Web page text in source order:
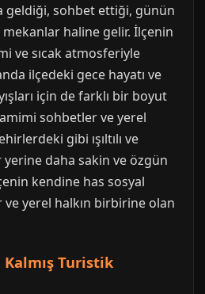
geldiği, sohbet ettiği, günün
haline gelir. İlçenin
ve sıcak atmosferiyle
ilçedeki gece hayatı ve
için de farklı bir boyut
sohbetler ve yerel
gibi ışıltılı ve
daha sakin ve özgün
kendine has sosyal
yerel halkın birbirine olan
Turistik